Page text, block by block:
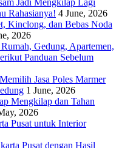
Jadi Mengkilap Lagi
Rahasianya! 4 June, 2026
Kinclong, dan Bebas Noda
2026
Gedung, Apartemen,
Panduan Sebelum
Jasa Poles Marmer
1 June, 2026
Mengkilap dan Tahan
2026
Pusat untuk Interior
Pusat dengan Hasil